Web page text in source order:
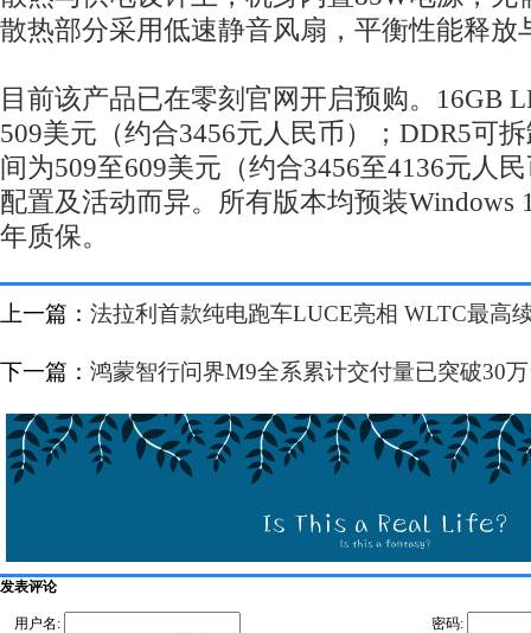
散热部分采用低速静音风扇，平衡性能释放
目前该产品已在零刻官网开启预购。16GB
509美元（约合3456元人民币）；DDR5可
间为509至609美元（约合3456至4136元人
配置及活动而异。所有版本均预装Windows
年质保。
上一篇： 法拉利首款纯电跑车LUCE亮相 WLTC最高
下一篇： 鸿蒙智行问界M9全系累计交付量已突破30
发表评论
用户名:
密码: